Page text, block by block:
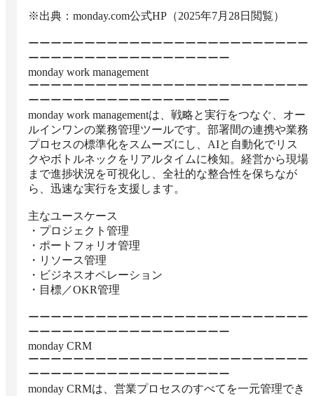
※出典：monday.com公式HP（2025年7月28日閲覧）
ーーーーーーーーーーーーーーーーーーーーーーーーー
ーーーーーーーーーーーーーーーーーー
monday work management
ーーーーーーーーーーーーーーーーーーーーーーーーー
ーーーーーーーーーーーーーーーーーー
monday work managementは、戦略と実行をつなぐ、オー
ルインワンの業務管理ツールです。部署間の連携や業務
プロセスの標準化をスムーズにし、AIと自動化でリス
クやボトルネックをリアルタイムに検知。経営から現場
まで進捗状況を可視化し、全社的な整合性を保ちなが
ら、迅速な実行を支援します。
主なユースケース
・プロジェクト管理
・ポートフォリオ管理
・リソース管理
・ビジネスオペレーション
・目標／OKR管理
ーーーーーーーーーーーーーーーーーーーーーーーーー
ーーーーーーーーーーーーーーーーーー
monday CRM
ーーーーーーーーーーーーーーーーーーーーーーーーー
ーーーーーーーーーーーーーーーーーー
monday CRMは、営業プロセスのすべてを一元管理でき